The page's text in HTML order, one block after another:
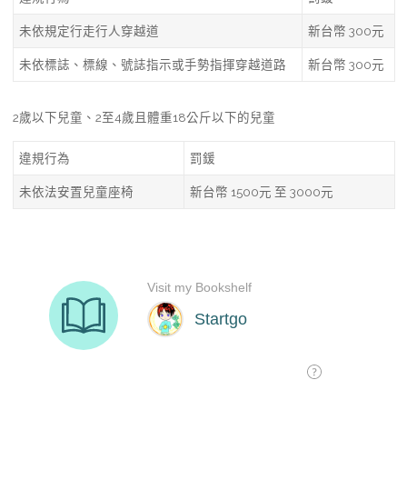
未依規定行走行人穿越道 新台幣 300元
未依標誌、標線、號誌指示或手勢指揮穿越道路 新台幣 300元
2歲以下兒童、2至4歲且體重18公斤以下的兒童
違規行為 罰鍰
未依法安置兒童座椅 新台幣 1500元 至 3000元